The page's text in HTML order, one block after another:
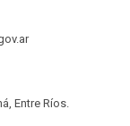
Entre Ríos.